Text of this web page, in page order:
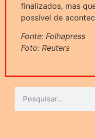
finalizados, mas
possível de
Fonte: Folhapress
Foto: Reuters